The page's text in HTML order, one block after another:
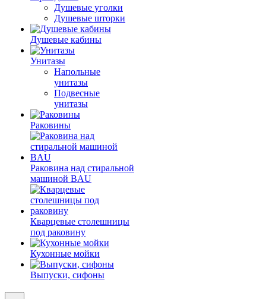
Душевые уголки
Душевые шторки
Душевые кабины
Унитазы
Напольные
унитазы
Подвесные
унитазы
Раковины
Раковина над стиральной
машиной BAU
Кварцевые столешницы
под раковину
Кухонные мойки
Выпуски, сифоны